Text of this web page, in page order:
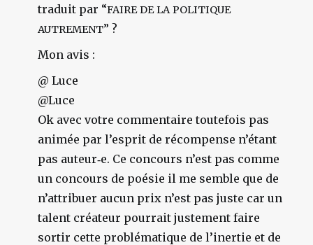
traduit par “FAIRE DE LA POLITIQUE
AUTREMENT” ?
Mon avis :
@ Luce
@Luce
Ok avec votre commentaire toutefois pas
animée par l’esprit de récompense n’étant
pas auteur‑e. Ce concours n’est pas comme
un concours de poésie il me semble que de
n’attribuer aucun prix n’est pas juste car un
talent créateur pourrait justement faire
sortir cette problématique de l’inertie et de